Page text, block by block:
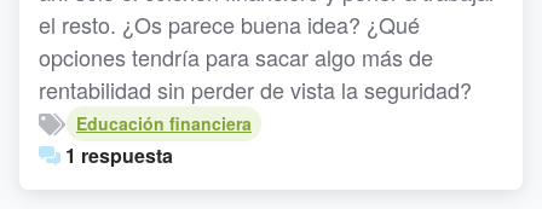
el resto. ¿Os parece buena idea? ¿Qué
opciones tendría para sacar algo más de
rentabilidad sin perder de vista la seguridad?
Educación financiera
1 respuesta